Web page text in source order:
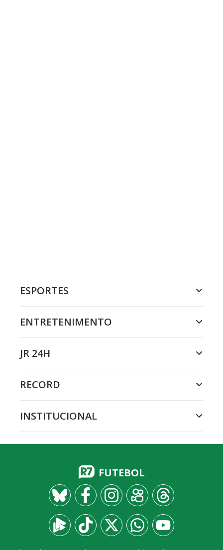
ESPORTES
ENTRETENIMENTO
JR 24H
RECORD
INSTITUCIONAL
FUTEBOL